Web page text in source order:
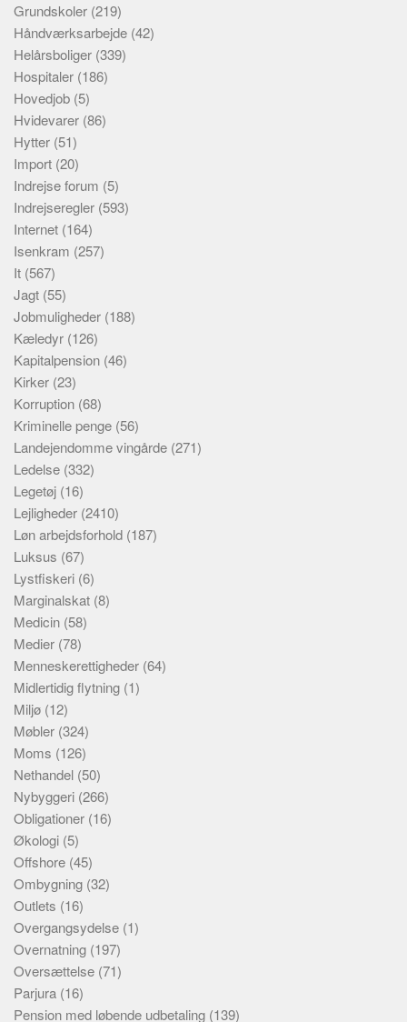
Grundskoler (219)
Håndværksarbejde (42)
Helårsboliger (339)
Hospitaler (186)
Hovedjob (5)
Hvidevarer (86)
Hytter (51)
Import (20)
Indrejse forum (5)
Indrejseregler (593)
Internet (164)
Isenkram (257)
It (567)
Jagt (55)
Jobmuligheder (188)
Kæledyr (126)
Kapitalpension (46)
Kirker (23)
Korruption (68)
Kriminelle penge (56)
Landejendomme vingårde (271)
Ledelse (332)
Legetøj (16)
Lejligheder (2410)
Løn arbejdsforhold (187)
Luksus (67)
Lystfiskeri (6)
Marginalskat (8)
Medicin (58)
Medier (78)
Menneskerettigheder (64)
Midlertidig flytning (1)
Miljø (12)
Møbler (324)
Moms (126)
Nethandel (50)
Nybyggeri (266)
Obligationer (16)
Økologi (5)
Offshore (45)
Ombygning (32)
Outlets (16)
Overgangsydelse (1)
Overnatning (197)
Oversættelse (71)
Parjura (16)
Pension med løbende udbetaling (139)